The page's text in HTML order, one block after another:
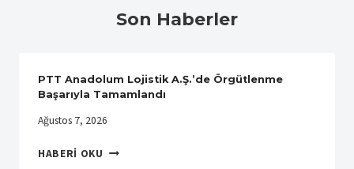
Son Haberler
PTT Anadolum Lojistik A.Ş.’de Örgütlenme
Başarıyla Tamamlandı
Ağustos 7, 2026
HABERI OKU PTT